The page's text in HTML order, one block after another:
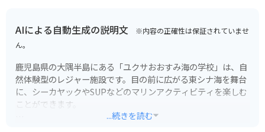
AIによる自動生成の説明文 ※内容の正確性は保証されていませ
ん。
鹿児島県の大隅半島にある「ユクサおおすみ海の学校」は、自
然体験型のレジャー施設です。目の前に広がる東シナ海を舞台
に、シーカヤックやSUPなどのマリンアクティビティを楽しむ
ことができます。
...続きを読む